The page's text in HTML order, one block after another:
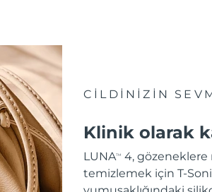
CİLDİNİZİN
Klinik olarak
LUNATM
4,
temizlemek için T-